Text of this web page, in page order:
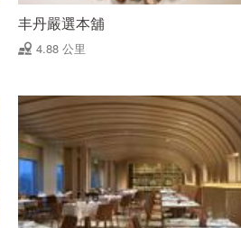
丰丹嚴選本舖
4.88 公里